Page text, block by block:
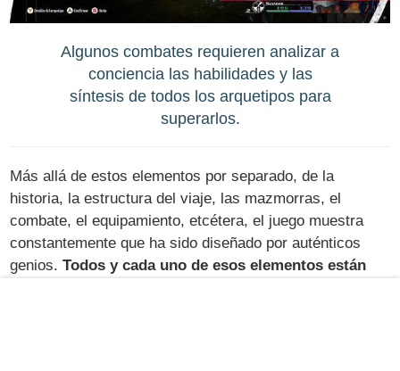
Algunos combates requieren analizar a
conciencia las habilidades y las
síntesis de todos los arquetipos para
superarlos.
Más allá de estos elementos por separado, de la
historia, la estructura del viaje, las mazmorras, el
combate, el equipamiento, etcétera, el juego muestra
constantemente que ha sido diseñado por auténticos
genios.Todos y cada uno de esos elementos están